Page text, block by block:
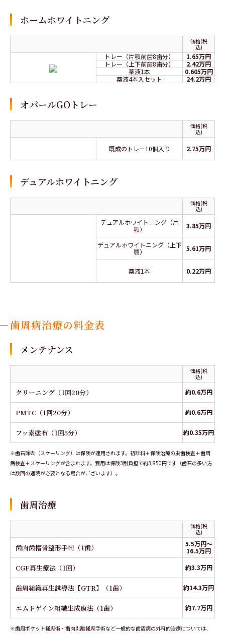
ホームホワイトニング
価格(税
込)
トレー（片顎前歯8歯分）
1.65万円
トレー（上下前歯8歯分）
2.42万円
薬液1本
0.605万円
薬液4本入セット
24.2万円
オパールGOトレー
価格(税
込)
既成のトレー10個入り 2.75万円
デュアルホワイトニング
価格(税
込)
デュアルホワイトニング（片
顎）
3.85万円
デュアルホワイトニング（上下
顎）
5.61万円
薬液1本 0.22万円
歯周病治療の料金表
メンテナンス
価格(税
込)
クリーニング（1回20分） 約0.6万円
PMTC（1回20分） 約0.6万円
フッ素塗布（1回5分） 約0.35万円
※歯石除去（スケーリング）は保険が適用されます。初診料＋保険治療の虫歯検査＋歯周
病検査＋スケーリングが含まれます。費用は保険3割負担で約3,850円です（歯石の多い方
は数回の通院が必要となる場合がございます）。
歯周治療
価格(税
込)
歯肉歯槽骨整形手術（1歯）
5.5万円～
16.5万円
CGF再生療法（1回） 約3.3万円
歯周組織再生誘導法【GTR】（1歯） 約14.3万円
エムドゲイン組織生成療法（1歯） 約7.7万円
※歯周ポケット掻爬術・歯肉剥離掻爬手術など一般的な歯周病の外科的治療については、